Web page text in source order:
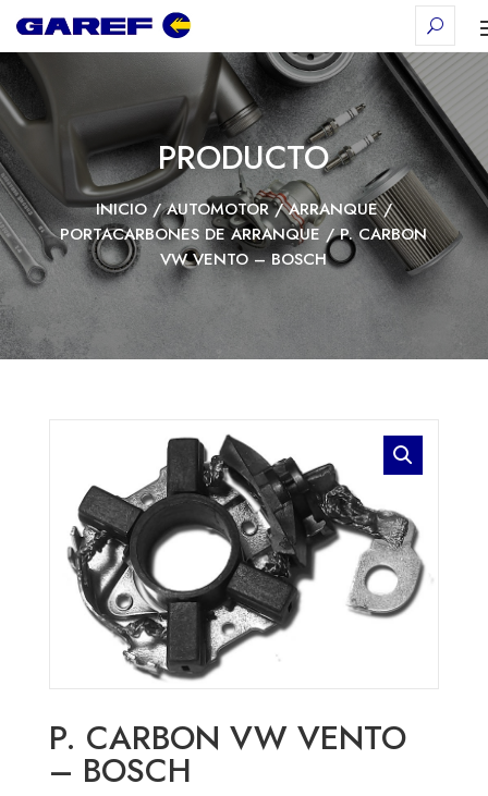
PRODUCTO
INICIO/AUTOMOTOR/ARRANQUE/
PORTACARBONES DE ARRANQUE / P. CARBON
VW VENTO – BOSCH
P. CARBON VW VENTO
– BOSCH